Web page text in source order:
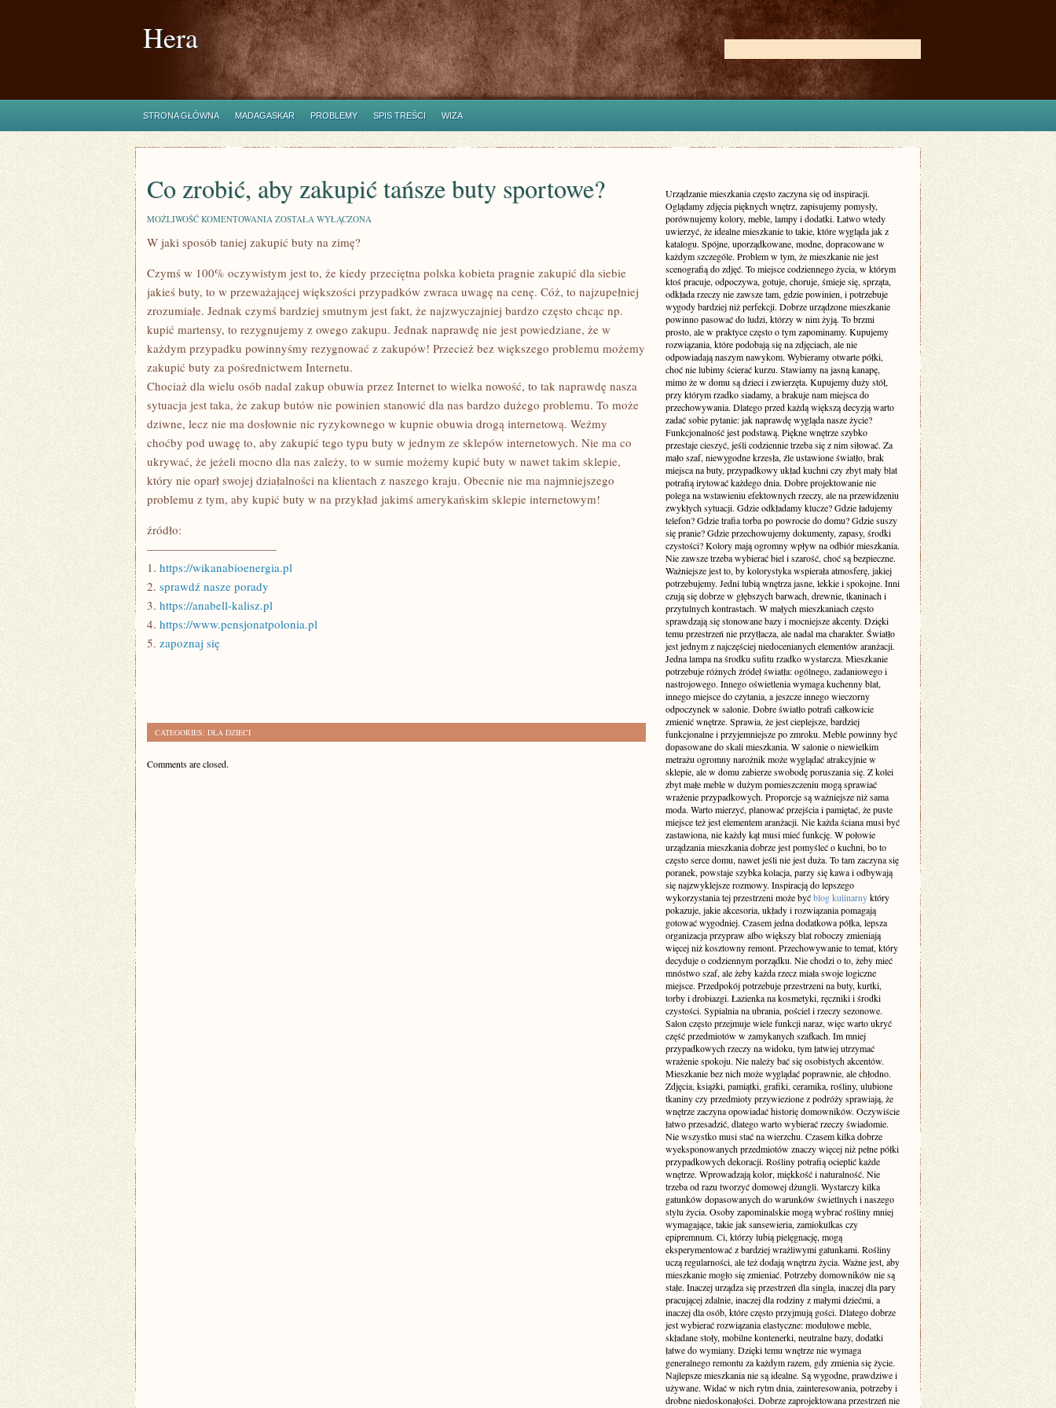
Hera
STRONA GŁÓWNA MADAGASKAR PROBLEMY SPIS TREŚCI WIZA
Co zrobić, aby zakupić tańsze buty sportowe?
MOŻLIWOŚĆ KOMENTOWANIA CO
ABY
ZAKUPIĆ
BUTY
SPORTOWE?
ZOSTAŁA WYŁĄCZONA
W jaki sposób taniej zakupić buty na zimę?
Czymś w 100% oczywistym jest to, że kiedy przeciętna polska kobieta pragnie zakupić dla siebie
jakieś buty, to w przeważającej większości przypadków zwraca uwagę na cenę. Cóż, to najzupełniej
zrozumiałe. Jednak czymś bardziej smutnym jest fakt, że najzwyczajniej bardzo często chcąc np.
kupić martensy, to rezygnujemy z owego zakupu. Jednak naprawdę nie jest powiedziane, że w
każdym przypadku powinnyśmy rezygnować z zakupów! Przecież bez większego problemu możemy
zakupić buty za pośrednictwem Internetu.
Chociaż dla wielu osób nadal zakup obuwia przez Internet to wielka nowość, to tak naprawdę nasza
sytuacja jest taka, że zakup butów nie powinien stanowić dla nas bardzo dużego problemu. To może
dziwne, lecz nie ma dosłownie nic ryzykownego w kupnie obuwia drogą internetową. Weźmy
choćby pod uwagę to, aby zakupić tego typu buty w jednym ze sklepów internetowych. Nie ma co
ukrywać, że jeżeli mocno dla nas zależy, to w sumie możemy kupić buty w nawet takim sklepie,
który nie oparł swojej działalności na klientach z naszego kraju. Obecnie nie ma najmniejszego
problemu z tym, aby kupić buty w na przykład jakimś amerykańskim sklepie internetowym!
źródło:
———————————
1. https://wikanabioenergia.pl
2. sprawdź nasze porady
3. https://anabell-kalisz.pl
4. https://www.pensjonatpolonia.pl
5. zapoznaj się
CATEGORIES: DLA DZIECI
Comments are closed.
Urządzanie mieszkania często zaczyna się od inspiracji.
Oglądamy zdjęcia pięknych wnętrz, zapisujemy pomysły,
porównujemy kolory, meble, lampy i dodatki. Łatwo wtedy
uwierzyć, że idealne mieszkanie to takie, które wygląda jak z
katalogu. Spójne, uporządkowane, modne, dopracowane w
każdym szczególe. Problem w tym, że mieszkanie nie jest
scenografią do zdjęć. To miejsce codziennego życia, w którym
ktoś pracuje, odpoczywa, gotuje, choruje, śmieje się, sprząta,
odkłada rzeczy nie zawsze tam, gdzie powinien, i potrzebuje
wygody bardziej niż perfekcji. Dobrze urządzone mieszkanie
powinno pasować do ludzi, którzy w nim żyją. To brzmi
prosto, ale w praktyce często o tym zapominamy. Kupujemy
rozwiązania, które podobają się na zdjęciach, ale nie
odpowiadają naszym nawykom. Wybieramy otwarte półki,
choć nie lubimy ścierać kurzu. Stawiamy na jasną kanapę,
mimo że w domu są dzieci i zwierzęta. Kupujemy duży stół,
przy którym rzadko siadamy, a brakuje nam miejsca do
przechowywania. Dlatego przed każdą większą decyzją warto
zadać sobie pytanie: jak naprawdę wygląda nasze życie?
Funkcjonalność jest podstawą. Piękne wnętrze szybko
przestaje cieszyć, jeśli codziennie trzeba się z nim siłować. Za
mało szaf, niewygodne krzesła, źle ustawione światło, brak
miejsca na buty, przypadkowy układ kuchni czy zbyt mały blat
potrafią irytować każdego dnia. Dobre projektowanie nie
polega na wstawieniu efektownych rzeczy, ale na przewidzeniu
zwykłych sytuacji. Gdzie odkładamy klucze? Gdzie ładujemy
telefon? Gdzie trafia torba po powrocie do domu? Gdzie suszy
się pranie? Gdzie przechowujemy dokumenty, zapasy, środki
czystości? Kolory mają ogromny wpływ na odbiór mieszkania.
Nie zawsze trzeba wybierać biel i szarość, choć są bezpieczne.
Ważniejsze jest to, by kolorystyka wspierała atmosferę, jakiej
potrzebujemy. Jedni lubią wnętrza jasne, lekkie i spokojne. Inni
czują się dobrze w głębszych barwach, drewnie, tkaninach i
przytulnych kontrastach. W małych mieszkaniach często
sprawdzają się stonowane bazy i mocniejsze akcenty. Dzięki
temu przestrzeń nie przytłacza, ale nadal ma charakter. Światło
jest jednym z najczęściej niedocenianych elementów aranżacji.
Jedna lampa na środku sufitu rzadko wystarcza. Mieszkanie
potrzebuje różnych źródeł światła: ogólnego, zadaniowego i
nastrojowego. Innego oświetlenia wymaga kuchenny blat,
innego miejsce do czytania, a jeszcze innego wieczorny
odpoczynek w salonie. Dobre światło potrafi całkowicie
zmienić wnętrze. Sprawia, że jest cieplejsze, bardziej
funkcjonalne i przyjemniejsze po zmroku. Meble powinny być
dopasowane do skali mieszkania. W salonie o niewielkim
metrażu ogromny narożnik może wyglądać atrakcyjnie w
sklepie, ale w domu zabierze swobodę poruszania się. Z kolei
zbyt małe meble w dużym pomieszczeniu mogą sprawiać
wrażenie przypadkowych. Proporcje są ważniejsze niż sama
moda. Warto mierzyć, planować przejścia i pamiętać, że puste
miejsce też jest elementem aranżacji. Nie każda ściana musi być
zastawiona, nie każdy kąt musi mieć funkcję. W połowie
urządzania mieszkania dobrze jest pomyśleć o kuchni, bo to
często serce domu, nawet jeśli nie jest duża. To tam zaczyna się
poranek, powstaje szybka kolacja, parzy się kawa i odbywają
się najzwyklejsze rozmowy. Inspiracją do lepszego
wykorzystania tej przestrzeni może byćblog kulinarnyktóry
pokazuje, jakie akcesoria, układy i rozwiązania pomagają
gotować wygodniej. Czasem jedna dodatkowa półka, lepsza
organizacja przypraw albo większy blat roboczy zmieniają
więcej niż kosztowny remont. Przechowywanie to temat, który
decyduje o codziennym porządku. Nie chodzi o to, żeby mieć
mnóstwo szaf, ale żeby każda rzecz miała swoje logiczne
miejsce. Przedpokój potrzebuje przestrzeni na buty, kurtki,
torby i drobiazgi. Łazienka na kosmetyki, ręczniki i środki
czystości. Sypialnia na ubrania, pościel i rzeczy sezonowe.
Salon często przejmuje wiele funkcji naraz, więc warto ukryć
część przedmiotów w zamykanych szafkach. Im mniej
przypadkowych rzeczy na widoku, tym łatwiej utrzymać
wrażenie spokoju. Nie należy bać się osobistych akcentów.
Mieszkanie bez nich może wyglądać poprawnie, ale chłodno.
Zdjęcia, książki, pamiątki, grafiki, ceramika, rośliny, ulubione
tkaniny czy przedmioty przywiezione z podróży sprawiają, że
wnętrze zaczyna opowiadać historię domowników. Oczywiście
łatwo przesadzić, dlatego warto wybierać rzeczy świadomie.
Nie wszystko musi stać na wierzchu. Czasem kilka dobrze
wyeksponowanych przedmiotów znaczy więcej niż pełne półki
przypadkowych dekoracji. Rośliny potrafią ocieplić każde
wnętrze. Wprowadzają kolor, miękkość i naturalność. Nie
trzeba od razu tworzyć domowej dżungli. Wystarczy kilka
gatunków dopasowanych do warunków świetlnych i naszego
stylu życia. Osoby zapominalskie mogą wybrać rośliny mniej
wymagające, takie jak sansewieria, zamiokulkas czy
epipremnum. Ci, którzy lubią pielęgnację, mogą
eksperymentować z bardziej wrażliwymi gatunkami. Rośliny
uczą regularności, ale też dodają wnętrzu życia. Ważne jest, aby
mieszkanie mogło się zmieniać. Potrzeby domowników nie są
stałe. Inaczej urządza się przestrzeń dla singla, inaczej dla pary
pracującej zdalnie, inaczej dla rodziny z małymi dziećmi, a
inaczej dla osób, które często przyjmują gości. Dlatego dobrze
jest wybierać rozwiązania elastyczne: modułowe meble,
składane stoły, mobilne kontenerki, neutralne bazy, dodatki
łatwe do wymiany. Dzięki temu wnętrze nie wymaga
generalnego remontu za każdym razem, gdy zmienia się życie.
Najlepsze mieszkania nie są idealne. Są wygodne, prawdziwe i
używane. Widać w nich rytm dnia, zainteresowania, potrzeby i
drobne niedoskonałości. Dobrze zaprojektowana przestrzeń nie